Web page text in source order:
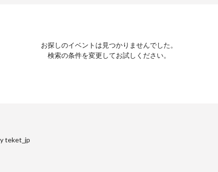
お探しのイベントは見つかりませんでした。
検索の条件を変更してお試しください。
teket_jp